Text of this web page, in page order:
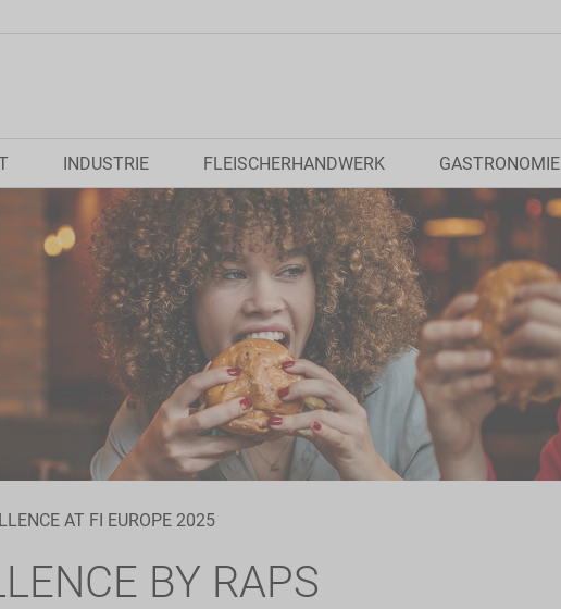
INDUSTRIE FLEISCHERHANDWERK GASTRONOMIE
AT FI EUROPE 2025
BY RAPS